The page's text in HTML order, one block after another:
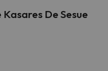
De Sesue